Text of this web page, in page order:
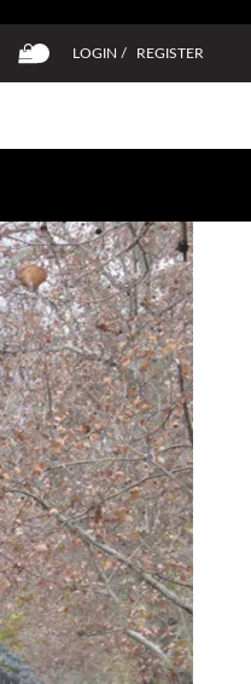
LOGIN / REGISTER